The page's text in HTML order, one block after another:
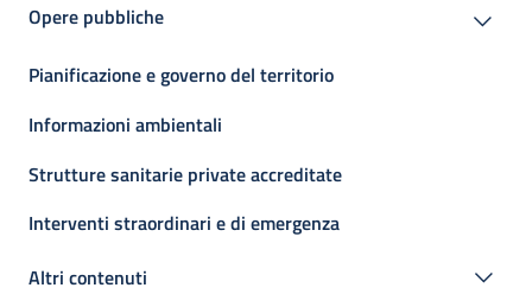
Opere pubbliche
Pianificazione e governo del territorio
Informazioni ambientali
Strutture sanitarie private accreditate
Interventi straordinari e di emergenza
Altri contenuti